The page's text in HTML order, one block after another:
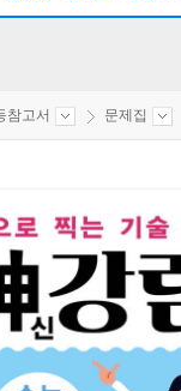
참고서 문제집